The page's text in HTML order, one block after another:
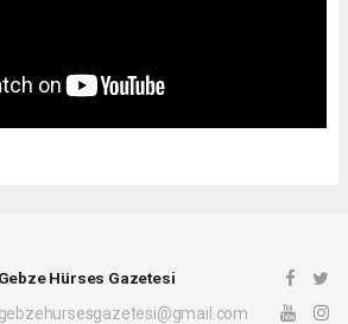
Gebze Hürses Gazetesi
gebzehursesgazetesi@gmail.com